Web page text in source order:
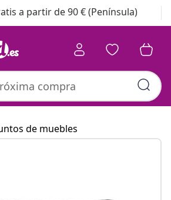
a partir de 90 € (Península)
de muebles